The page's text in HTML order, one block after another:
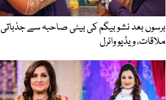
برسوں بعد نشو بیگم کی بیٹی صاحبہ سے جذباتی
ملاقات، ویڈیو وائرل